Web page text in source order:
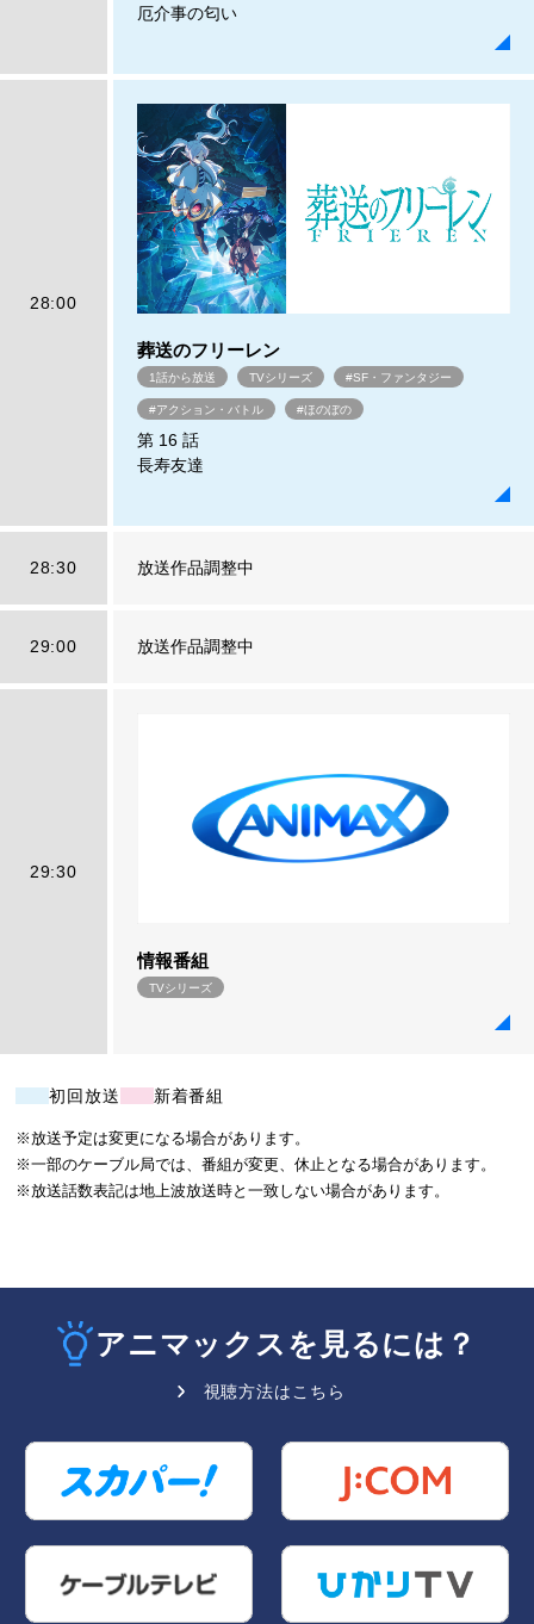
厄介事の匂い
28:00
葬送のフリーレン
1話から放送 TVシリーズ #SF・ファンタジー
#アクション・バトル #ほのぼの
第 16 話
長寿友達
28:30 放送作品調整中
29:00 放送作品調整中
29:30
情報番組
TVシリーズ
初回放送 新着番組
※放送予定は変更になる場合があります。
※一部のケーブル局では、番組が変更、休止となる場合があります。
※放送話数表記は地上波放送時と一致しない場合があります。
アニマックスを見るには？
視聴方法はこちら